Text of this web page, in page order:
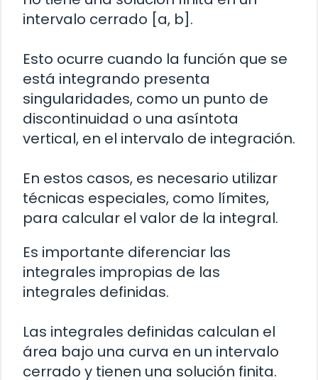
intervalo cerrado [a, b].
Esto ocurre cuando la función que se
está integrando presenta
singularidades, como un punto de
discontinuidad o una asíntota
vertical, en el intervalo de integración.
En estos casos, es necesario utilizar
técnicas especiales, como límites,
para calcular el valor de la integral.
Es importante diferenciar las
integrales impropias de las
integrales definidas.
Las integrales definidas calculan el
área bajo una curva en un intervalo
cerrado y tienen una solución finita.